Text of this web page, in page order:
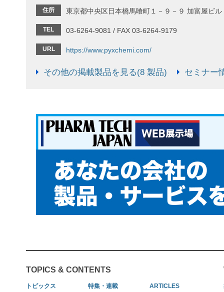
住所 東京都中央区日本橋馬喰町１－９－９ 加富屋ビル
TEL 03-6264-9081 / FAX 03-6264-9179
URL https://www.pyxchemi.com/
その他の掲載製品を見る(8 製品) セミナー
TOPICS & CONTENTS
トピックス 特集・連載 ARTICLES